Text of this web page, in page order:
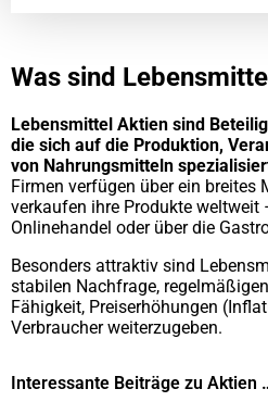
Was sind
Lebensmittel Aktien sind
die sich auf die Produktion,
von Nahrungsmitteln
Firmen verfügen über ein breites
verkaufen ihre Produkte weltweit
Onlinehandel oder über die
Besonders attraktiv sind
stabilen Nachfrage,
Fähigkeit, Preiserhöhungen
Verbraucher weiterzugeben.
Interessante Beiträge zu Aktien